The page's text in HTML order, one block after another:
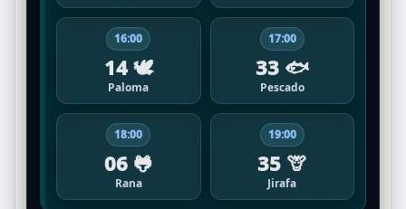
16:00
14 🕊️
Paloma
17:00
33 🐟
Pescado
18:00
06 🐸
Rana
19:00
35 🦒
Jirafa